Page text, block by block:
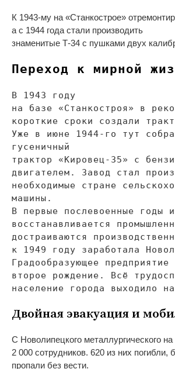
К 1943-му на «Станкострое»
а с 1944 года стали производить
знаменитые Т-34 с пушками двух
Переход к мирной
В
1943 году
на
базе «Станкостроя» в
короткие сроки создали
Уже в
июне 1944-го
тут
гусеничный
трактор «Кировец-35» с
двигателем. Завод стал
необходимые стране
машины.
В
первые послевоенные годы
восстанавливается
достраиваются
к
1949 году заработала
Градообразующее предприятие
второе рождение. Всё
население города выходило на
Двойная эвакуация и
С Новолипецкого металлургического на
2 000 сотрудников. 620 из них погибли,
пропали без вести.